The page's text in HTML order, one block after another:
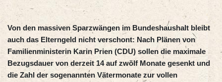
Von den massiven Sparzwängen im Bundeshaushalt bleibt
auch das Elterngeld nicht verschont: Nach Plänen von
Familienministerin Karin Prien (CDU) sollen die maximale
Bezugsdauer von derzeit 14 auf zwölf Monate gesenkt und
die Zahl der sogenannten Vätermonate zur vollen